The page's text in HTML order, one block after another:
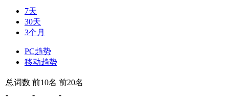
7天
30天
3个月
PC趋势
移动趋势
总词数 前10名 前20名
-
- -